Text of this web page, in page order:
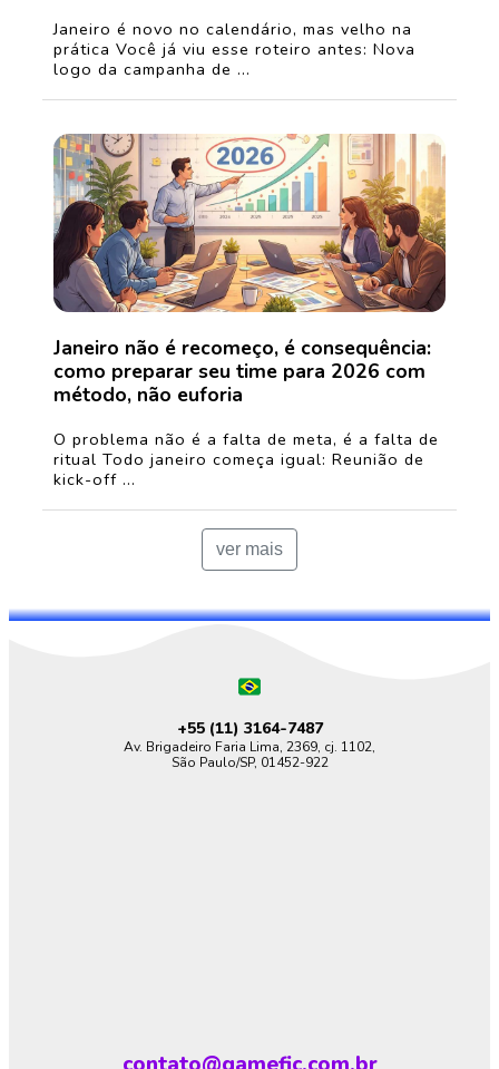
Janeiro é novo no calendário, mas velho na
prática Você já viu esse roteiro antes: Nova
logo da campanha de ...
Janeiro não é recomeço, é consequência:
como preparar seu time para 2026 com
método, não euforia
O problema não é a falta de meta, é a falta de
ritual Todo janeiro começa igual: Reunião de
kick-off ...
ver mais
+55 (11) 3164-7487
Av. Brigadeiro Faria Lima, 2369, cj. 1102,
São Paulo/SP, 01452-922